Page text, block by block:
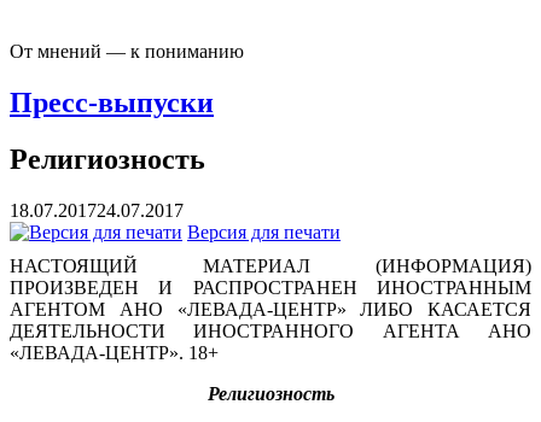
От мнений — к пониманию
Пресс-выпуски
Религиозность
18.07.201724.07.2017
Версия для печати
НАСТОЯЩИЙ МАТЕРИАЛ (ИНФОРМАЦИЯ)
ПРОИЗВЕДЕН И РАСПРОСТРАНЕН ИНОСТРАННЫМ
АГЕНТОМ АНО «ЛЕВАДА-ЦЕНТР» ЛИБО КАСАЕТСЯ
ДЕЯТЕЛЬНОСТИ ИНОСТРАННОГО АГЕНТА АНО
«ЛЕВАДА-ЦЕНТР». 18+
Религиозность